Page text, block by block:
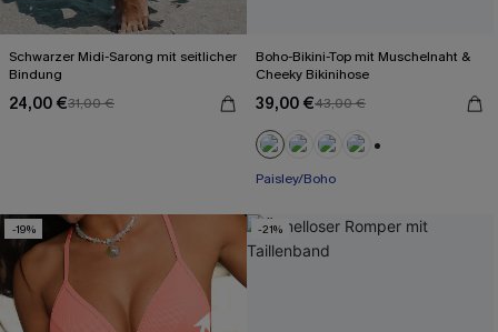
Schwarzer Midi-Sarong mit seitlicher
Bindung
24,00 €31,00 €
Boho-Bikini-Top mit Muschelnaht &
Cheeky Bikinihose
39,00 €43,00 €
Paisley/Boho
-19% -21%